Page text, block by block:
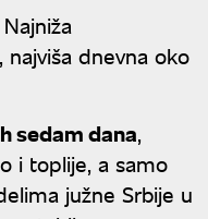
dnevna oko
sedam dana,
i toplije, a samo
južne Srbije u